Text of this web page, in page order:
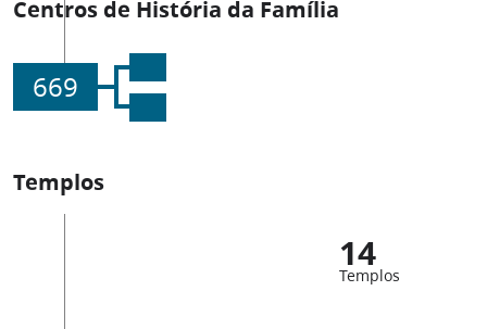
Centros de História da Família
669
Templos
14
Templos